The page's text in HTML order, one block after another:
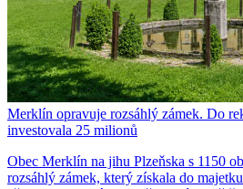
Merklín opravuje rozsáhlý zámek. Do
investovala 25 milionů
Obec Merklín na jihu Plzeňska s 1150
rozsáhlý zámek, který získala do